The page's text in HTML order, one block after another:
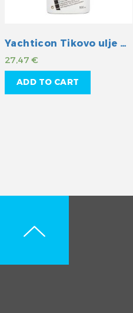
Yachticon Tikovo ulje golden klassik
27,47€
ADD TO CART